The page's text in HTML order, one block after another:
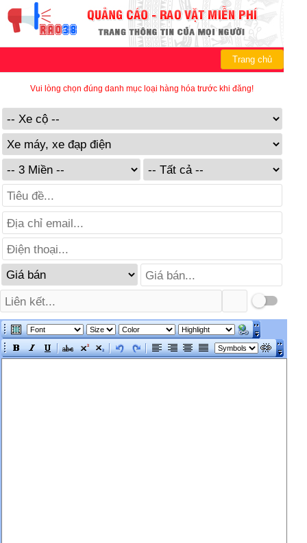
Trang chủ
Vui lòng chọn đúng danh mục loại hàng hóa trước khi đăng!